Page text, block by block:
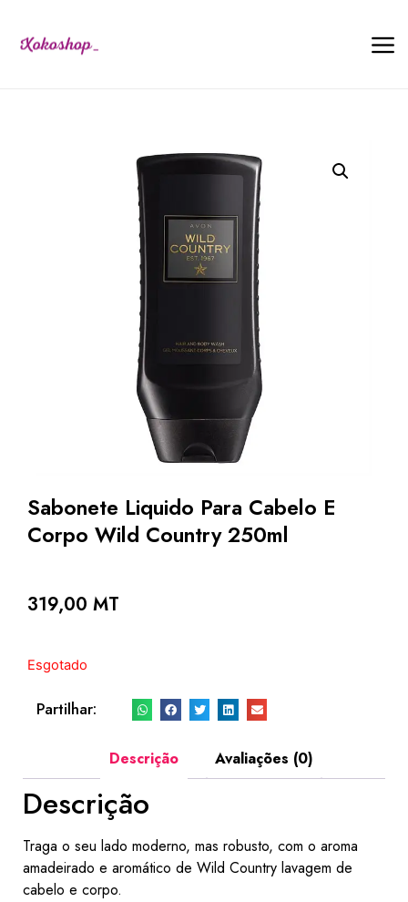
Sabonete Liquido Para Cabelo E
Corpo Wild Country 250ml
319,00 MT
Esgotado
Partilhar:
Descrição Avaliações (0)
Descrição
Traga o seu lado moderno, mas robusto, com o aroma
amadeirado e aromático de Wild Country lavagem de
cabelo e corpo.